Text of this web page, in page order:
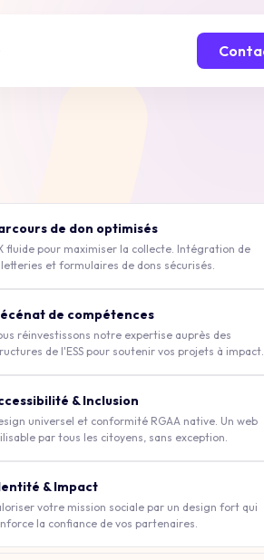
de don optimisés
fluide pour maximiser la collecte. Intégration de
et formulaires de dons sécurisés.
de compétences
réinvestissons notre expertise auprès des
de l'ESS pour soutenir vos projets à impact.
& Inclusion
universel et conformité RGAA native. Un web
par tous les citoyens, sans exception.
& Impact
votre mission sociale par un design fort qui
la confiance de vos partenaires.